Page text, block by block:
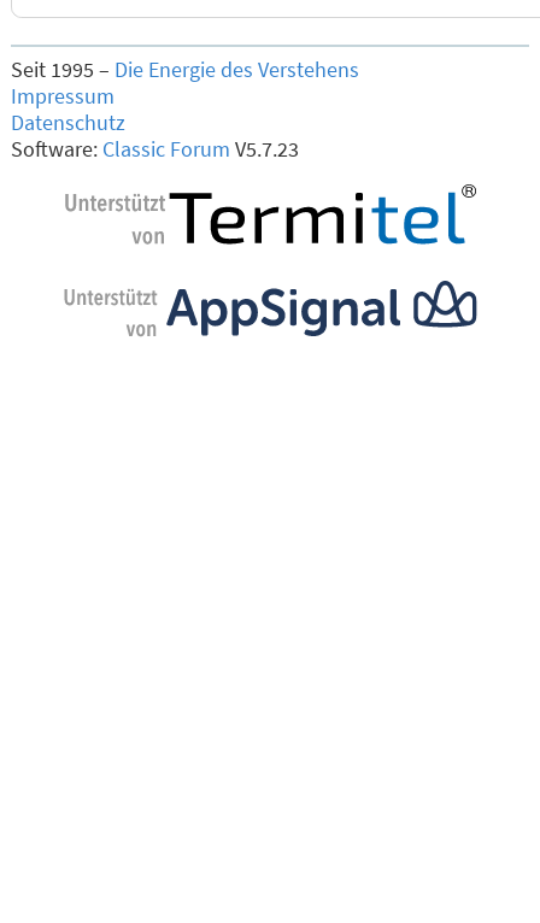
Seit 1995 – Die Energie des Verstehens
Impressum
Datenschutz
Software: Classic Forum V5.7.23